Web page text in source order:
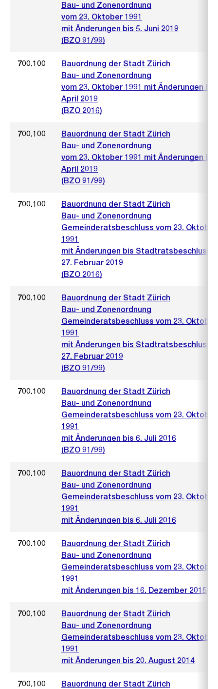
Bau- und Zonenordnung
vom 23. Oktober 1991
mit Änderungen bis 5. Juni 2019
(BZO 91/99)
700.100
Bauordnung der Stadt Zürich
Bau- und Zonenordnung
vom 23. Oktober 1991 mit Änderungen bis
April 2019
(BZO 2016)
700.100
Bauordnung der Stadt Zürich
Bau- und Zonenordnung
vom 23. Oktober 1991 mit Änderungen bis
April 2019
(BZO 91/99)
700.100
Bauordnung der Stadt Zürich
Bau- und Zonenordnung
Gemeinderatsbeschluss vom 23. Oktober
1991
mit Änderungen bis Stadtratsbeschluss
27. Februar 2019
(BZO 2016)
700.100
Bauordnung der Stadt Zürich
Bau- und Zonenordnung
Gemeinderatsbeschluss vom 23. Oktober
1991
mit Änderungen bis Stadtratsbeschluss
27. Februar 2019
(BZO 91/99)
700.100
Bauordnung der Stadt Zürich
Bau- und Zonenordnung
Gemeinderatsbeschluss vom 23. Oktober
1991
mit Änderungen bis 6. Juli 2016
(BZO 91/99)
700.100
Bauordnung der Stadt Zürich
Bau- und Zonenordnung
Gemeinderatsbeschluss vom 23. Oktober
1991
mit Änderungen bis 6. Juli 2016
700.100
Bauordnung der Stadt Zürich
Bau- und Zonenordnung
Gemeinderatsbeschluss vom 23. Oktober
1991
mit Änderungen bis 16. Dezember 2015
700.100
Bauordnung der Stadt Zürich
Bau- und Zonenordnung
Gemeinderatsbeschluss vom 23. Oktober
1991
mit Änderungen bis 20. August 2014
700.100
Bauordnung der Stadt Zürich